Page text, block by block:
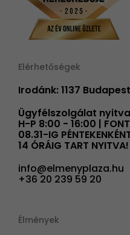
Elérhetőségek
Irodánk: 1137
Ügyfélszolgálat
H-P 8:00 - 16:00 |
08.31-IG
14 ÓRÁIG TART NYITVA!
info@elmenyplaza.hu
+36 20 239 59 20
Élmények